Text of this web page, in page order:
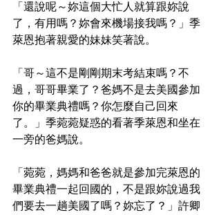
「還說呢～妳這個大忙人就算跟妳說
了，有用嗎？妳會來機場接我嗎？」季
萊恩抱著親愛的妹妹笑著說。
「哥～這不是剛剛期末考結束嗎？不
過，哥哥畢業了？爸媽不是去美國參加
你的畢業典禮嗎？你怎麼自己回來
了。」季菀菀疑惑的看著季萊恩和坐在
一旁的爸媽說。
「菀菀，媽媽和爸爸就是參加完萊恩的
畢業典禮一起回國的，不是跟妳說過我
們要去一趟美國了嗎？妳忘了？」許卿